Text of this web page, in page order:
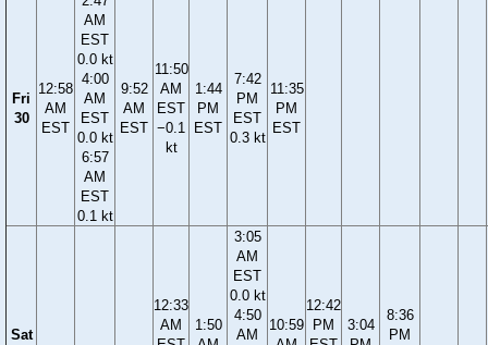
Fri
30
12:58
AM
EST
AM
EST
0.0 kt
4:00
AM
EST
0.0 kt
6:57
AM
EST
0.1 kt
9:52
AM
EST
11:50
AM
EST
−0.1
kt
1:44
PM
EST
7:42
PM
EST
0.3 kt
11:35
PM
EST
Sat
12:33
AM
1:50
3:05
AM
EST
0.0 kt
4:50
AM
10:59
12:42
PM
3:04
8:36
PM